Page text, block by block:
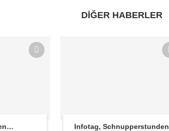
DİĞER HABERLER
Infotag, Schnupperstunden